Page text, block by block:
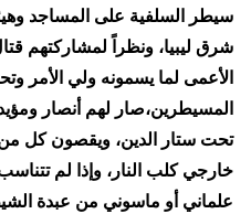
سيطر السلفية على المساجد
شرق ليبيا، ونظراً لمشاركتهم
الأعمى لما يسمونه ولي الأمر
المسيطرين،صار لهم أنصار
تحت ستار الدين، ويقصون كل
خارجي كلب النار، وإذا لم
علماني أو ماسوني من عبدة